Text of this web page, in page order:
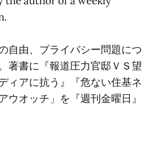
自由、プライバシー問題につ
著書に『報道圧力官邸ＶＳ望
ィアに抗う』『危ない住基ネ
ウオッチ」を『週刊金曜日』